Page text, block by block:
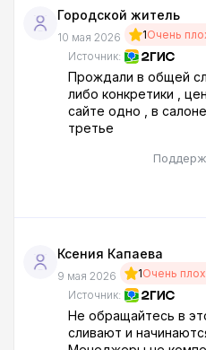
через минут 10-15
они часто их меняют
( но беда в том, что
ехать не
Автосалон Аврора
клиентов.
Городской житель
10 мая 2026 1Очень
Источник:
Прождали в общей
либо конкретики ,
сайте одно , в
третье
Ксения Капаева
9 мая 2026 1Очень
Источник:
Не обращайтесь в
сливают и